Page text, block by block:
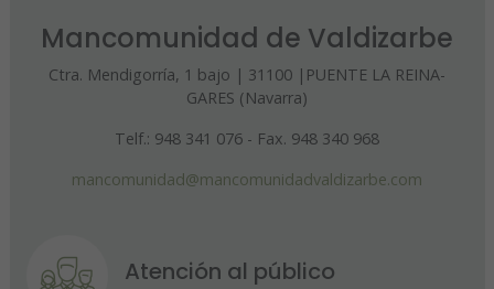
Mancomunidad de Valdizarbe
Ctra. Mendigorría, 1 bajo | 31100 |PUENTE LA REINA-
GARES (Navarra)
Telf.: 948 341 076 - Fax. 948 340 968
mancomunidad@mancomunidadvaldizarbe.com
Atención al público